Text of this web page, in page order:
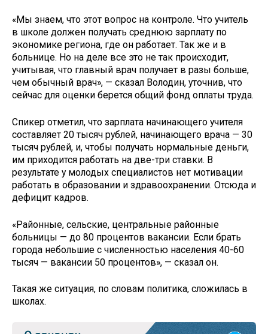
«Мы знаем, что этот вопрос на контроле. Что учитель
в школе должен получать среднюю зарплату по
экономике региона, где он работает. Так же и в
больнице. Но на деле все это не так происходит,
учитывая, что главный врач получает в разы больше,
чем обычный врач», — сказал Володин, уточнив, что
сейчас для оценки берется общий фонд оплаты труда.
Спикер отметил, что зарплата начинающего учителя
составляет 20 тысяч рублей, начинающего врача — 30
тысяч рублей, и, чтобы получать нормальные деньги,
им приходится работать на две-три ставки. В
результате у молодых специалистов нет мотивации
работать в образовании и здравоохранении. Отсюда и
дефицит кадров.
«Районные, сельские, центральные районные
больницы — до 80 процентов вакансии. Если брать
города небольшие с численностью населения 40-60
тысяч — вакансии 50 процентов», — сказал он.
Такая же ситуация, по словам политика, сложилась в
школах.